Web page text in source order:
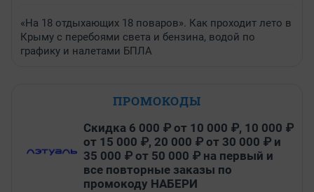
«На 18 отдыхающих 18 поваров». Как проходит лето в
Крыму с перебоями света и бензина, водой по
графику и налетами БПЛА
ПРОМОКОДЫ
Скидка 6 000 ₽ от 10 000 ₽, 10 000 ₽
от 15 000 ₽, 20 000 ₽ от 30 000 ₽ и
35 000 ₽ от 50 000 ₽ на первый и
все повторные заказы по
промокоду НАБЕРИ